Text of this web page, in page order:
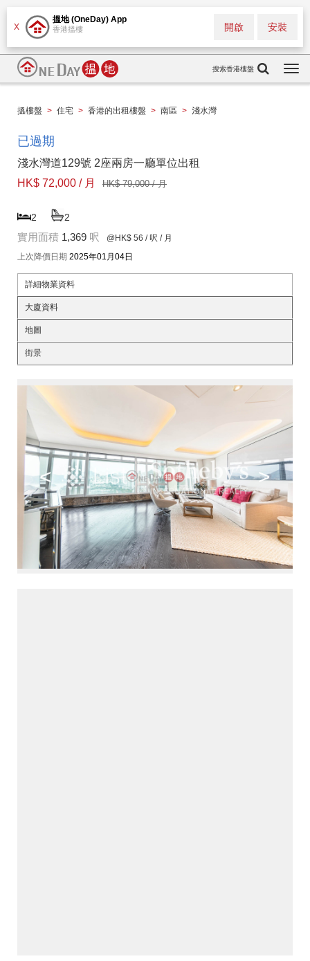
X
搵地 (OneDay) App
香港搵樓 安裝
開啟
搜索香港樓盤
搵樓盤 > 住宅 > 香港的出租樓盤 > 南區 > 淺水灣
已過期
淺水灣道129號 2座兩房一廳單位出租
HK$ 72,000 / 月
HK$ 79,000 / 月
2 2
實用面積 1,369 呎 @HK$ 56 / 呎 / 月
上次降價日期 2025年01月04日
詳細物業資料
大廈資料
地圖
街景
< >